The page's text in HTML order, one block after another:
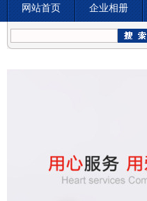
网站首页 企业相册
合作伙伴